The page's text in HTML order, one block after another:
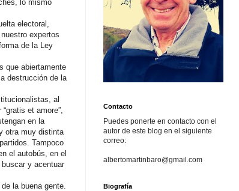
lo mismo
electoral,
expertos
de la Ley
que abiertamente
destrucción de la
al
et amore”,
en la
otra muy distinta
Tampoco
el autobús, en el
y acentuar
la buena gente.
Contacto
Puedes ponerte en contacto con el
autor de este blog en el siguiente
correo:
albertomartinbaro@gmail.com
Biografía